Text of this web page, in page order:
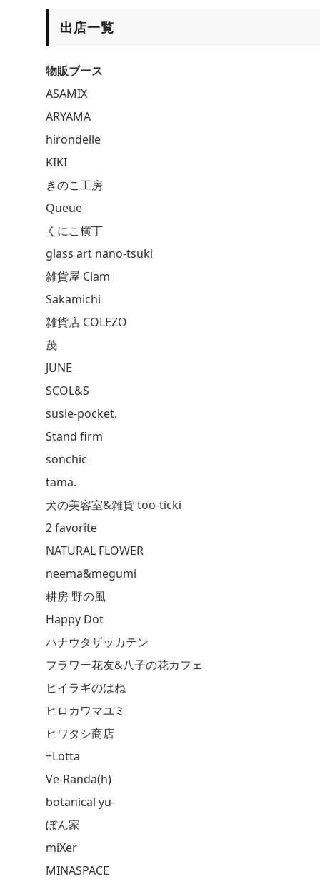
出店一覧
物販ブース
ASAMIX
ARYAMA
hirondelle
KIKI
きのこ工房
Queue
くにこ横丁
glass art nano-tsuki
雑貨屋 Clam
Sakamichi
雑貨店 COLEZO
茂
JUNE
SCOL&S
susie-pocket.
Stand firm
sonchic
tama.
犬の美容室&雑貨 too-ticki
2 favorite
NATURAL FLOWER
neema&megumi
耕房 野の風
Happy Dot
ハナウタザッカテン
フラワー花友&八子の花カフェ
ヒイラギのはね
ヒロカワマユミ
ヒワタシ商店
+Lotta
Ve-Randa(h)
botanical yu-
ぼん家
miXer
MINASPACE